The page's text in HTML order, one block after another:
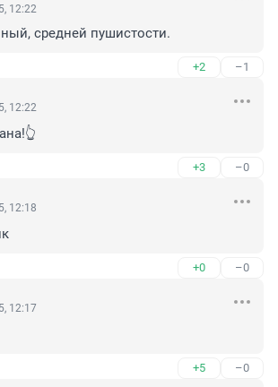
12:22
средней пушистости.
+2 –1
12:22
+3 –0
12:18
+0 –0
12:17
+5 –0